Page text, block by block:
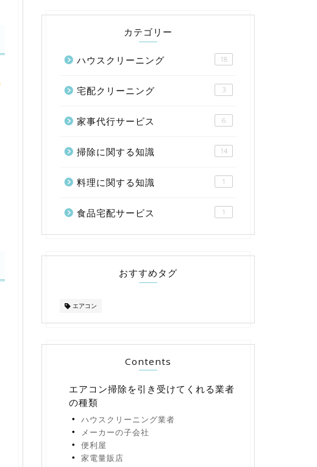
カテゴリー
ハウスクリーニング 18
宅配クリーニング 3
家事代行サービス 6
掃除に関する知識 14
料理に関する知識 1
食品宅配サービス 1
おすすめタグ
エアコン
Contents
エアコン掃除を引き受けてくれる業者
の種類
ハウスクリーニング業者
メーカーの子会社
便利屋
家電量販店